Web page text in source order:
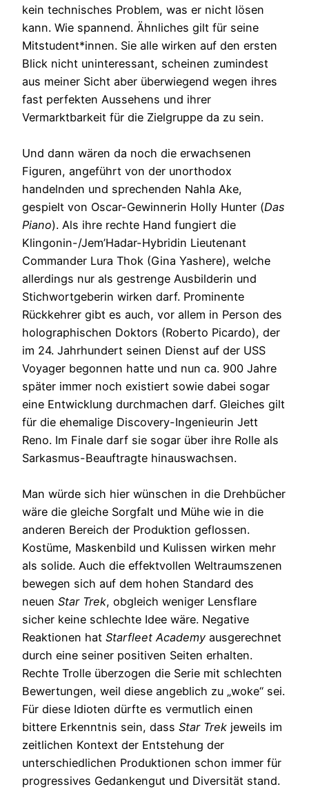
kein technisches Problem, was er nicht lösen
kann. Wie spannend. Ähnliches gilt für seine
Mitstudent*innen. Sie alle wirken auf den ersten
Blick nicht uninteressant, scheinen zumindest
aus meiner Sicht aber überwiegend wegen ihres
fast perfekten Aussehens und ihrer
Vermarktbarkeit für die Zielgruppe da zu sein.
Und dann wären da noch die erwachsenen
Figuren, angeführt von der unorthodox
handelnden und sprechenden Nahla Ake,
gespielt von Oscar-Gewinnerin Holly Hunter (Das
Piano). Als ihre rechte Hand fungiert die
Klingonin-/Jem’Hadar-Hybridin Lieutenant
Commander Lura Thok (Gina Yashere), welche
allerdings nur als gestrenge Ausbilderin und
Stichwortgeberin wirken darf. Prominente
Rückkehrer gibt es auch, vor allem in Person des
holographischen Doktors (Roberto Picardo), der
im 24. Jahrhundert seinen Dienst auf der USS
Voyager begonnen hatte und nun ca. 900 Jahre
später immer noch existiert sowie dabei sogar
eine Entwicklung durchmachen darf. Gleiches gilt
für die ehemalige Discovery-Ingenieurin Jett
Reno. Im Finale darf sie sogar über ihre Rolle als
Sarkasmus-Beauftragte hinauswachsen.
Man würde sich hier wünschen in die Drehbücher
wäre die gleiche Sorgfalt und Mühe wie in die
anderen Bereich der Produktion geflossen.
Kostüme, Maskenbild und Kulissen wirken mehr
als solide. Auch die effektvollen Weltraumszenen
bewegen sich auf dem hohen Standard des
neuen Star Trek, obgleich weniger Lensflare
sicher keine schlechte Idee wäre. Negative
Reaktionen hat Starfleet Academy ausgerechnet
durch eine seiner positiven Seiten erhalten.
Rechte Trolle überzogen die Serie mit schlechten
Bewertungen, weil diese angeblich zu „woke“ sei.
Für diese Idioten dürfte es vermutlich einen
bittere Erkenntnis sein, dass Star Trek jeweils im
zeitlichen Kontext der Entstehung der
unterschiedlichen Produktionen schon immer für
progressives Gedankengut und Diversität stand.